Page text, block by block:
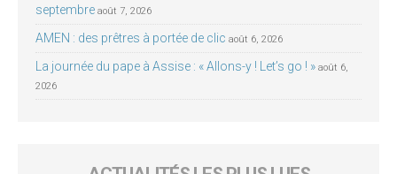
septembre août 7, 2026
AMEN : des prêtres à portée de clic août 6, 2026
La journée du pape à Assise : « Allons-y ! Let’s go ! » août 6,
2026